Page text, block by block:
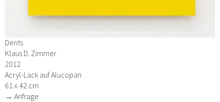
Dents
Klaus D. Zimmer
2012
Acryl-Lack auf Alucopan
61 x 42 cm
→ Anfrage